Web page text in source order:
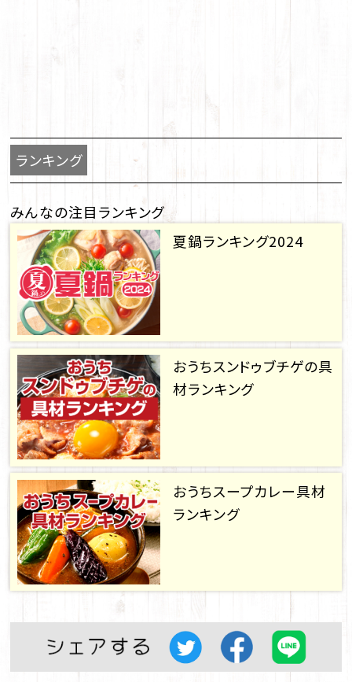
ランキング
LINE
facebook
Twitter
みんなの注目ランキング
夏鍋ランキング2024
おうちスンドゥブチゲの具
材ランキング
おうちスープカレー具材
ランキング